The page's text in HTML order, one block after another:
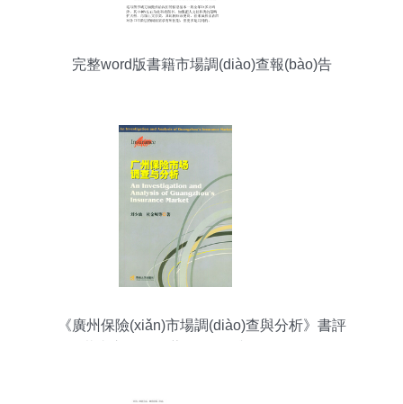
完整word版書籍市場調(diào)查報(bào)告
《廣州保險(xiǎn)市場調(diào)查與分析》書評